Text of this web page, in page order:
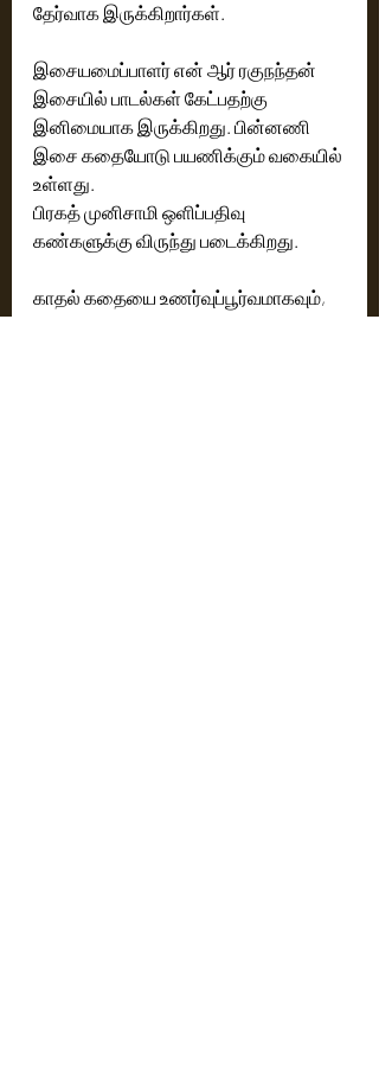
தேர்வாக இருக்கிறார்கள்.
இசையமைப்பாளர் என் ஆர் ரகுநந்தன்
இசையில் பாடல்கள் கேட்பதற்கு
இனிமையாக இருக்கிறது. பின்னணி
இசை கதையோடு பயணிக்கும் வகையில்
உள்ளது.
பிரகத் முனிசாமி ஒளிப்பதிவு
கண்களுக்கு விருந்து படைக்கிறது.
காதல் கதையை உணர்வுப்பூர்வமாகவும்,